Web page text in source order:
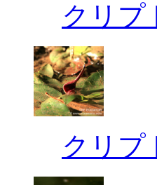
クリプ
クリプ